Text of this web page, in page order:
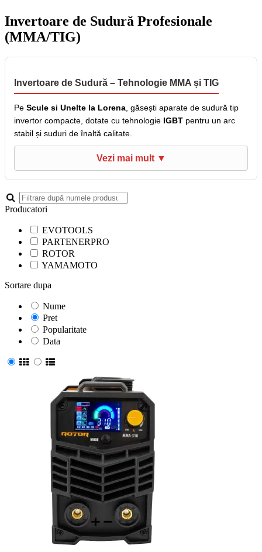
Invertoare de Sudură Profesionale
(MMA/TIG)
Invertoare de Sudură – Tehnologie MMA și TIG
Pe Scule si Unelte la Lorena , găsești aparate de sudură tip
invertor compacte, dotate cu tehnologie IGBT pentru un arc
stabil și suduri de înaltă calitate.
Producatori
EVOTOOLS
PARTENERPRO
ROTOR
YAMAMOTO
Sortare dupa
Nume
Pret
Popularitate
Data